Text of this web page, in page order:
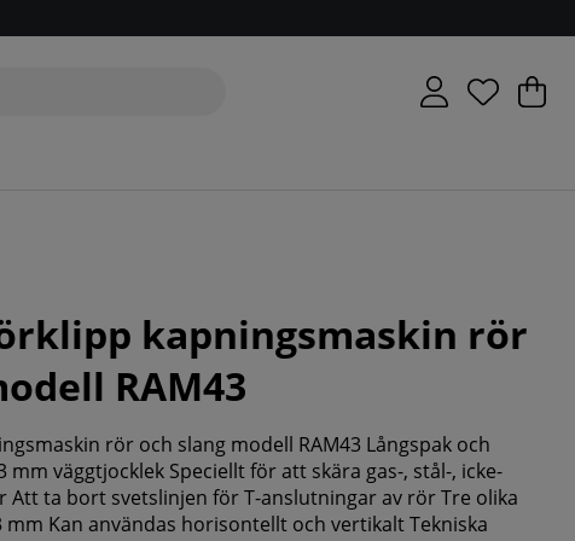
.
kapningsmaskin rör
RAM43
rör och slang modell RAM43 Långspak och
väggtjocklek Speciellt för att skära gas-, stål-, icke-
Att ta bort svetslinjen för T-anslutningar av rör Tre olika
mm Kan användas horisontellt och vertikalt Tekniska